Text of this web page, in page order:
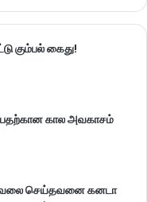
கும்பல் கைது!
கால அவகாசம்
செய்தவனை கனடா